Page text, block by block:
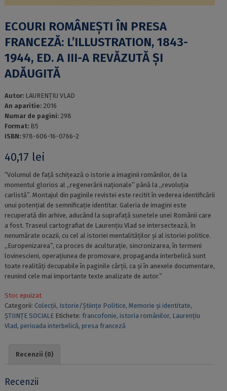
ECOURI ROMÂNEŞTI ÎN PRESA
FRANCEZĂ: L’ILLUSTRATION, 1843-
1944, ED. A III-A REVĂZUTĂ ŞI
ADĂUGITĂ
Autor: LAURENŢIU VLAD
An aparitie: 2016
Numar de pagini: 298
Format: B5
ISBN: 978-606-16-0766-2
40,17 lei
“Volumul de față schițează o istorie a imaginii românilor, de la
momentul glorios al ,,regenerării naționale” până la ,,revoluția
carlistă”. Montajul din paginile revistei este recitit în vederea identificării
unui potențial de semnificație identitar. Galeria de imagini este
recuperată din arhive, aducând la suprafață sunetele unei Românii care
a fost. Traseul cartografiat de Laurențiu Vlad se intersectează, în
nenumărate ocazii, cu cel al istoriei mentalităților și al istoriei politice.
,,Europenizarea”, ca proces de aculturație, sincronizarea, în termeni
lovinescieni, operațiunea de promovare, propaganda interbelică sunt
toate realități decupabile în paginile cărții, ca și în anexele documentare,
reunind cele mai importante texte analizate de autor.”
Stoc epuizat
Categorii: Colecții, Istorie/Științe Politice, Memorie și identitate,
ȘTIINȚE SOCIALE Etichete: francofonie, istoria românilor, Laurenţiu
Vlad, perioada interbelică, presa franceză
Recenzii (0)
Recenzii